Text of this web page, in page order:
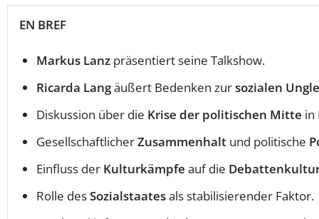
EN BREF
Markus Lanz präsentiert seine Talkshow.
Ricarda Langäußert Bedenken zursozialen
Diskussion über die Krise der politischen Mitte in
GesellschaftlicherZusammenhalt und politische
Einfluss der Kulturkämpfe auf die
Rolle desSozialstaatesals stabilisierender Faktor.